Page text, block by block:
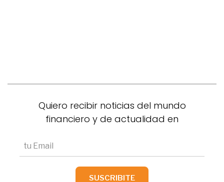
Quiero recibir noticias del mundo
financiero y de actualidad en